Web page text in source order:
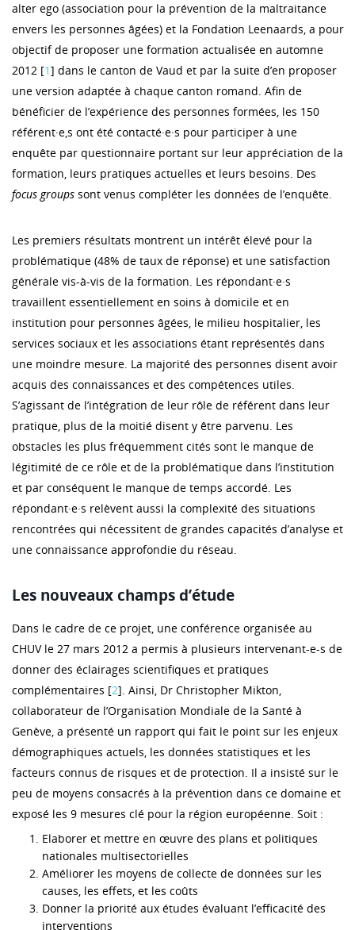
alter ego (association pour la prévention de la maltraitance
envers les personnes âgées) et la Fondation Leenaards, a pour
objectif de proposer une formation actualisée en automne
2012 [1] dans le canton de Vaud et par la suite d’en proposer
une version adaptée à chaque canton romand. Afin de
bénéficier de l’expérience des personnes formées, les 150
référent·e‚s ont été contacté·e·s pour participer à une
enquête par questionnaire portant sur leur appréciation de la
formation, leurs pratiques actuelles et leurs besoins. Des
focus groups sont venus compléter les données de l’enquête.
Les premiers résultats montrent un intérêt élevé pour la
problématique (48% de taux de réponse) et une satisfaction
générale vis-à-vis de la formation. Les répondant·e·s
travaillent essentiellement en soins à domicile et en
institution pour personnes âgées, le milieu hospitalier, les
services sociaux et les associations étant représentés dans
une moindre mesure. La majorité des personnes disent avoir
acquis des connaissances et des compétences utiles.
S’agissant de l’intégration de leur rôle de référent dans leur
pratique, plus de la moitié disent y être parvenu. Les
obstacles les plus fréquemment cités sont le manque de
légitimité de ce rôle et de la problématique dans l’institution
et par conséquent le manque de temps accordé. Les
répondant·e·s relèvent aussi la complexité des situations
rencontrées qui nécessitent de grandes capacités d’analyse et
une connaissance approfondie du réseau.
Les nouveaux champs d’étude
Dans le cadre de ce projet, une conférence organisée au
CHUV le 27 mars 2012 a permis à plusieurs intervenant-e-s de
donner des éclairages scientifiques et pratiques
complémentaires [2]. Ainsi, Dr Christopher Mikton,
collaborateur de l’Organisation Mondiale de la Santé à
Genève, a présenté un rapport qui fait le point sur les enjeux
démographiques actuels, les données statistiques et les
facteurs connus de risques et de protection. Il a insisté sur le
peu de moyens consacrés à la prévention dans ce domaine et
exposé les 9 mesures clé pour la région européenne. Soit :
Elaborer et mettre en œuvre des plans et politiques
nationales multisectorielles
Améliorer les moyens de collecte de données sur les
causes, les effets, et les coûts
Donner la priorité aux études évaluant l’efficacité des
interventions